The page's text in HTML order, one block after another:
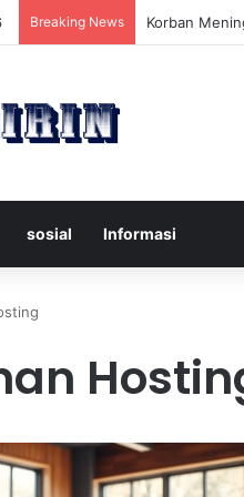
Breaking News Pelatih
sosial Informasi